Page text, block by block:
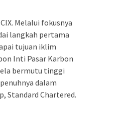
Melalui fokusnya
langkah pertama
tujuan iklim
Inti Pasar Karbon
bermutu tinggi
dalam
Standard Chartered.